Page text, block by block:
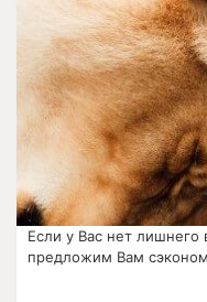
Если у Вас нет лишнего
предложим Вам